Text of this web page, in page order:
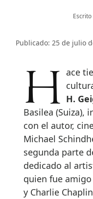
Publicado: 25 de julio
Hace tiempo que el centro H.
Basilea (Suiza),
con el autor,
Michael
segunda parte
dedicado al
quien fue
y Charlie